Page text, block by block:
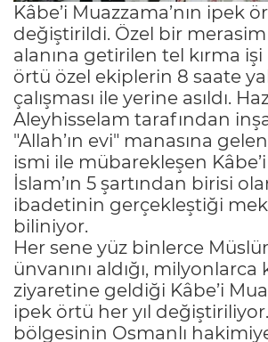
Kâbe’i Muazzama’nın ipek
değiştirildi. Özel bir
alanına getirilen tel kırma
örtü özel ekiplerin 8 saate
çalışması ile yerine asıldı.
Aleyhisselam tarafından
"Allah’ın evi" manasına
ismi ile mübarekleşen
İslam’ın 5 şartından birisi
ibadetinin gerçekleştiği
biliniyor.
Her sene yüz binlerce
ünvanını aldığı,
ziyaretine geldiği Kâbe’i
ipek örtü her yıl
bölgesinin Osmanlı